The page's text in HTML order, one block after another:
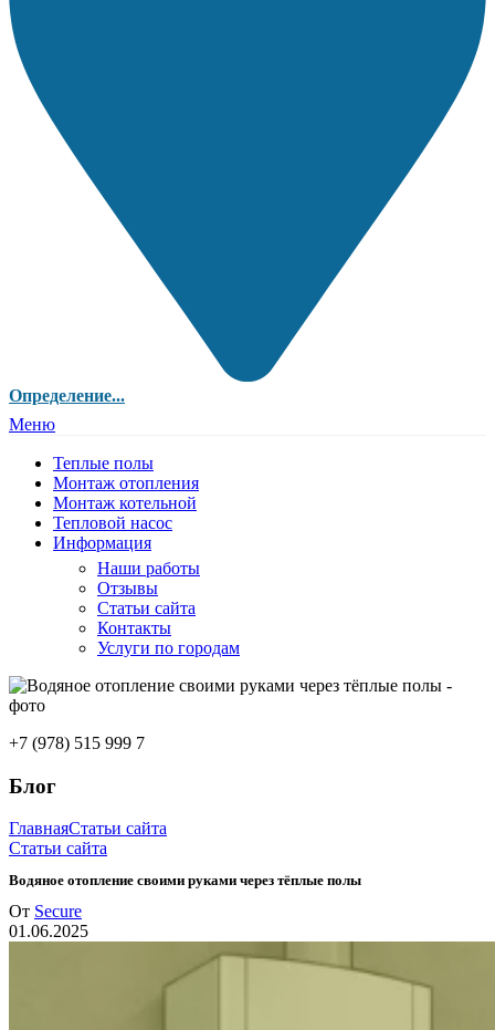
Определение...
Меню
Теплые полы
Монтаж отопления
Монтаж котельной
Тепловой насос
Информация
Наши работы
Отзывы
Статьи сайта
Контакты
Услуги по городам
+7 (978) 515 999 7
Блог
ГлавнаяСтатьи сайта
Статьи сайта
Водяное отопление своими руками через тёплые полы
От Secure
01.06.2025